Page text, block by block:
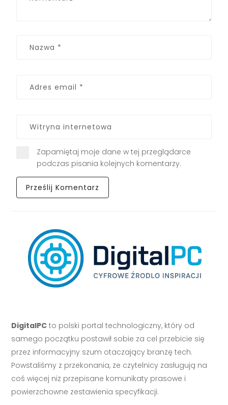
Zapamiętaj moje dane w tej przeglądarce
podczas pisania kolejnych komentarzy.
DigitalPC to polski portal technologiczny, który od
samego początku postawił sobie za cel przebicie się
przez informacyjny szum otaczający branżę tech.
Powstaliśmy z przekonania, że czytelnicy zasługują na
coś więcej niż przepisane komunikaty prasowe i
powierzchowne zestawienia specyfikacji.